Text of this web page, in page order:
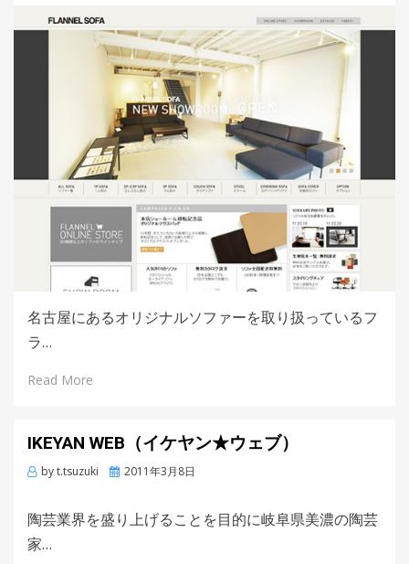
名古屋にあるオリジナルソファーを取り扱っているフ
ラ…
Read More
IKEYAN WEB（イケヤン★ウェブ）
byt.tsuzuki
Posted
2011年3月8日
陶芸業界を盛り上げることを目的に岐阜県美濃の陶芸
家…